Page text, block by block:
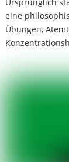
eine
Übungen,